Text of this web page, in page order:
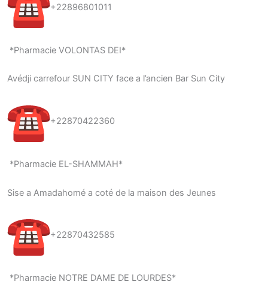
+22896801011
*Pharmacie VOLONTAS DEI*
Avédji carrefour SUN CITY face a l’ancien Bar Sun City
+22870422360
*Pharmacie EL-SHAMMAH*
Sise a Amadahomé a coté de la maison des Jeunes
+22870432585
*Pharmacie NOTRE DAME DE LOURDES*